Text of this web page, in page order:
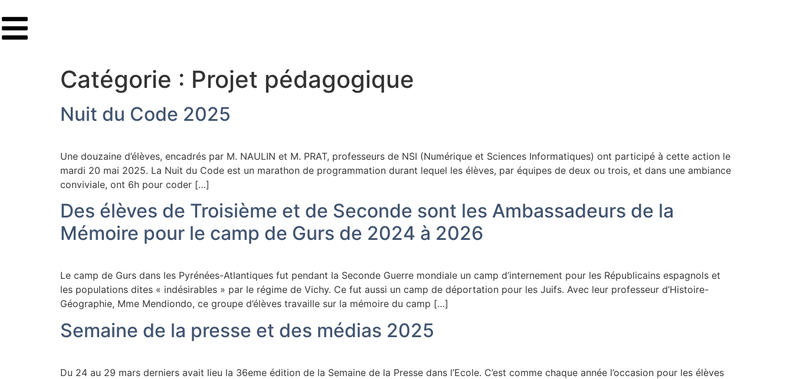
Catégorie : Projet pédagogique
Nuit du Code 2025
Une douzaine d’élèves, encadrés par M. NAULIN et M. PRAT, professeurs de NSI (Numérique et Sciences Informatiques) ont participé à cette action le
mardi 20 mai 2025. La Nuit du Code est un marathon de programmation durant lequel les élèves, par équipes de deux ou trois, et dans une ambiance
conviviale, ont 6h pour coder […]
Des élèves de Troisième et de Seconde sont les Ambassadeurs de la
Mémoire pour le camp de Gurs de 2024 à 2026
Le camp de Gurs dans les Pyrénées-Atlantiques fut pendant la Seconde Guerre mondiale un camp d’internement pour les Républicains espagnols et
les populations dites « indésirables » par le régime de Vichy. Ce fut aussi un camp de déportation pour les Juifs. Avec leur professeur d’Histoire-
Géographie, Mme Mendiondo, ce groupe d’élèves travaille sur la mémoire du camp […]
Semaine de la presse et des médias 2025
Du 24 au 29 mars derniers avait lieu la 36eme édition de la Semaine de la Presse dans l’Ecole. C’est comme chaque année l’occasion pour les élèves